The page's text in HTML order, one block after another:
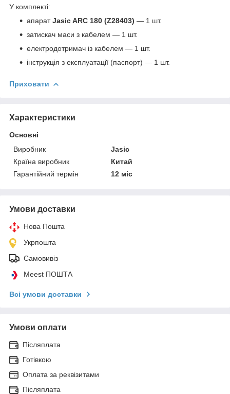
У комплекті:
апаратJasic ARC 180 (Z28403) — 1 шт.
затискач маси з кабелем — 1 шт.
електродотримач із кабелем — 1 шт.
інструкція з експлуатації (паспорт) — 1 шт.
Приховати
Характеристики
Основні
Виробник
Jasic
Країна виробник
Китай
Гарантійний термін
12 міс
Умови доставки
Нова Пошта
Укрпошта
Самовивіз
Meest ПОШТА
Всі умови доставки
Умови оплати
Післяплата
Готівкою
Оплата за реквізитами
Післяплата